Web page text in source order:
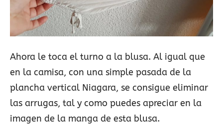
Ahora le toca el turno a la blusa. Al igual que
en la camisa, con una simple pasada de la
plancha vertical Niagara, se consigue eliminar
las arrugas, tal y como puedes apreciar en la
imagen de la manga de esta blusa.